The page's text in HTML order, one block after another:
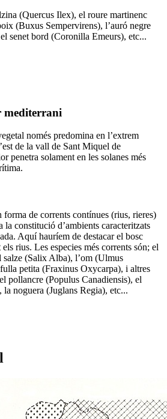
(Quercus Ilex), el roure martinenc
(Buxus Sempervirens), l’auró negre
senet bord (Coronilla Emeurs), etc...
mediterrani
només predomina en l’extrem
de la vall de Sant Miquel de
penetra solament en les solanes més
forma de corrents contínues (rius, rieres)
constitució d’ambients caracteritzats
Aquí hauríem de destacar el bosc
rius. Les especies més corrents són; el
(Salix Alba), l’om (Ulmus
petita (Fraxinus Oxycarpa), i altres
pollancre (Populus Canadiensis), el
noguera (Juglans Regia), etc...